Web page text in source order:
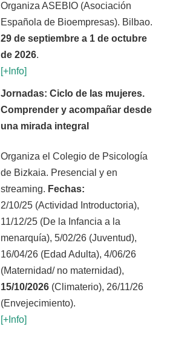
Organiza ASEBIO (Asociación
Española de Bioempresas). Bilbao.
29 de septiembre a 1 de octubre
de 2026.
[+Info]
Jornadas: Ciclo de las mujeres.
Comprender y acompañar desde
una mirada integral
Organiza el Colegio de Psicología
de Bizkaia. Presencial y en
streaming. Fechas:
2/10/25 (Actividad Introductoria),
11/12/25 (De la Infancia a la
menarquía), 5/02/26 (Juventud),
16/04/26 (Edad Adulta), 4/06/26
(Maternidad/ no maternidad),
15/10/2026 (Climaterio), 26/11/26
(Envejecimiento).
[+Info]